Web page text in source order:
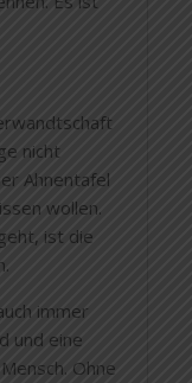
nicht
Ahnentafel
wollen.
ist die
immer
und eine
Ohne